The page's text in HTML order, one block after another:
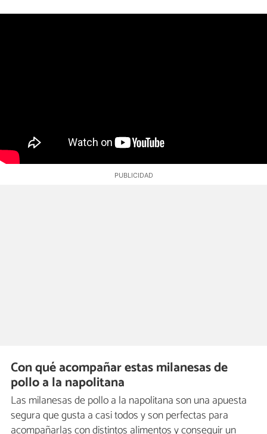
Con qué acompañar estas milanesas de
pollo a la napolitana
Las milanesas de pollo a la napolitana son una apuesta
segura que gusta a casi todos y son perfectas para